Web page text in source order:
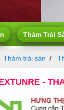
Thảm Trải
Thảm trải sàn
-